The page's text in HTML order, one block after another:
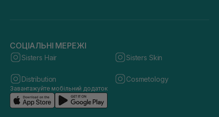
СОЦІАЛЬНІ МЕРЕЖІ
Sisters Hair Sisters Skin
Distribution Cosmetology
Завантажуйте мобільний додаток